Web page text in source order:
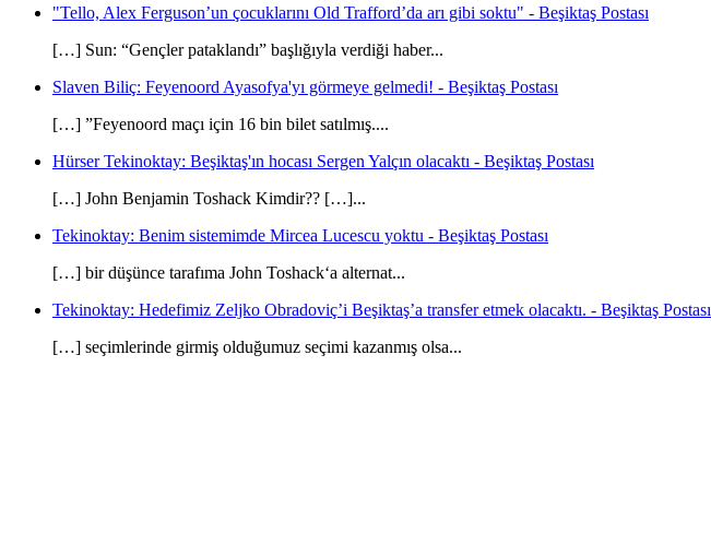
"Tello, Alex Ferguson’un çocuklarını Old Trafford’da arı gibi soktu" - Beşiktaş Postası
[…] Sun: “Gençler pataklandı” başlığıyla verdiği haber...
Slaven Biliç: Feyenoord Ayasofya'yı görmeye gelmedi! - Beşiktaş Postası
[…] ”Feyenoord maçı için 16 bin bilet satılmış....
Hürser Tekinoktay: Beşiktaş'ın hocası Sergen Yalçın olacaktı - Beşiktaş Postası
[…] John Benjamin Toshack Kimdir?? […]...
Tekinoktay: Benim sistemimde Mircea Lucescu yoktu - Beşiktaş Postası
[…] bir düşünce tarafıma John Toshack‘a alternat...
Tekinoktay: Hedefimiz Zeljko Obradoviç’i Beşiktaş’a transfer etmek olacaktı. - Beşiktaş Postası
[…] seçimlerinde girmiş olduğumuz seçimi kazanmış olsa...